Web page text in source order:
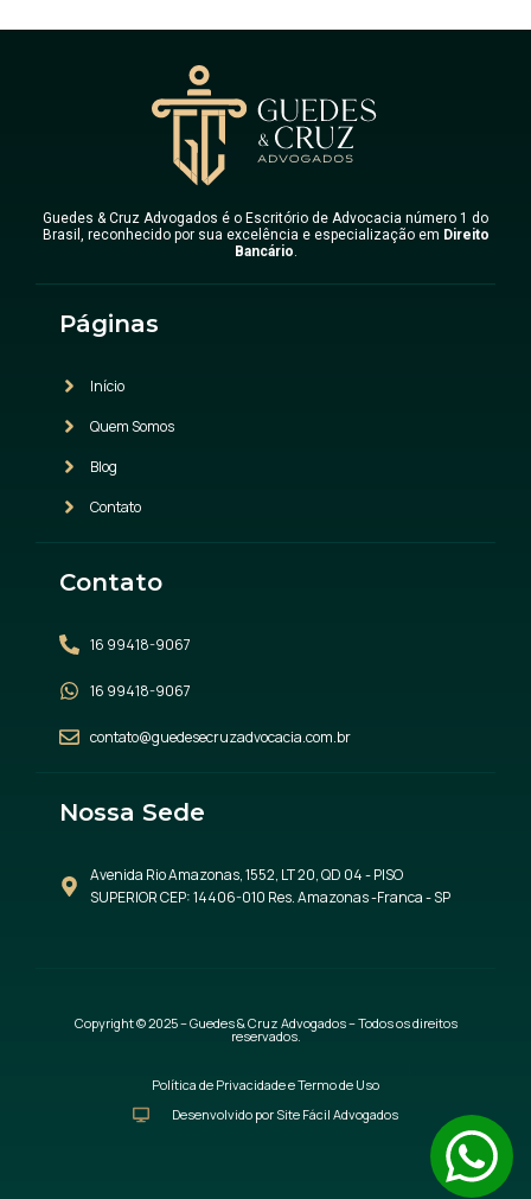
Guedes & Cruz Advogados é o Escritório de Advocacia número 1 do
Brasil, reconhecido por sua excelência e especialização em Direito
Bancário.
Páginas
Início
Quem Somos
Blog
Contato
Contato
16 99418-9067
16 99418-9067
contato@guedesecruzadvocacia.com.br
Nossa Sede
Avenida Rio Amazonas, 1552, LT 20, QD 04 - PISO
SUPERIOR CEP: 14406-010 Res. Amazonas -Franca - SP
Copyright © 2025 – Guedes & Cruz Advogados – Todos os direitos
reservados.
Política de Privacidade e Termo de Uso
Desenvolvido por Site Fácil Advogados